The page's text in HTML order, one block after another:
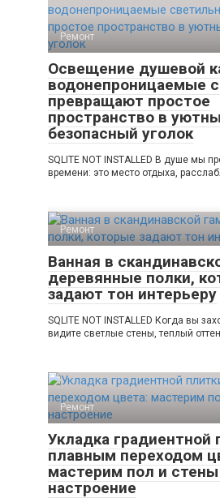
Ремонт
Освещение душевой
водонепроницаемые
превращают простое
пространство в
безопасный уголок
SQLITE NOT INSTALLED В душе мы
времени: это место отдыха,
Ремонт
Ванная в
деревянные полки,
задают тон интерьеру
SQLITE NOT INSTALLED Когда вы
видите светлые стены, теплый
Ремонт
Укладка градиентной
плавным переходом
мастерим пол и
настроение